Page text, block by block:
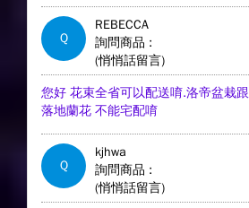
Q
REBECCA
詢問商品 :
(悄悄話留言)
您好 花束全省可以配送唷.洛帝盆栽跟
落地蘭花 不能宅配唷
Q
kjhwa
詢問商品 :
(悄悄話留言)